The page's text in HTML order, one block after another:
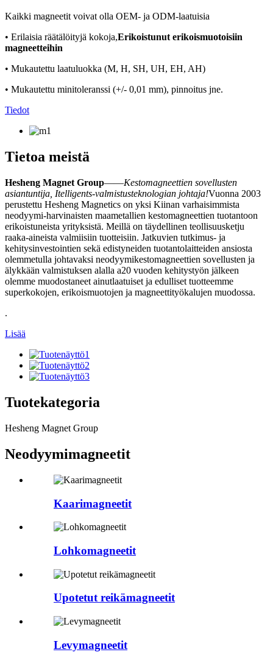
Kaikki magneetit voivat olla OEM- ja ODM-laatuisia
• Erilaisia ​​räätälöityjä kokoja,Erikoistunut erikoismuotoisiin
magneetteihin
• Mukautettu laatuluokka (M, H, SH, UH, EH, AH)
• Mukautettu minitoleranssi (+/- 0,01 mm), pinnoitus jne.
Tiedot
Tietoa meistä
Hesheng Magnet Group——Kestomagneettien sovellusten
asiantuntija, Itelligents-valmistusteknologian johtaja!Vuonna 2003
perustettu Hesheng Magnetics on yksi Kiinan varhaisimmista
neodyymi-harvinaisten maametallien kestomagneettien tuotantoon
erikoistuneista yrityksistä. Meillä on täydellinen teollisuusketju
raaka-aineista valmiisiin tuotteisiin. Jatkuvien tutkimus- ja
kehitysinvestointien sekä edistyneiden tuotantolaitteiden ansiosta
olemmetulla johtavaksi neodyymikestomagneettien sovellusten ja
älykkään valmistuksen alalla a20 vuoden kehitystyön jälkeen
olemme muodostaneet ainutlaatuiset ja edulliset tuotteemme
superkokojen, erikoismuotojen ja magneettityökalujen muodossa.
.
Lisää
Tuotekategoria
Hesheng Magnet Group
Neodyymimagneetit
Kaarimagneetit
Lohkomagneetit
Upotetut reikämagneetit
Levymagneetit